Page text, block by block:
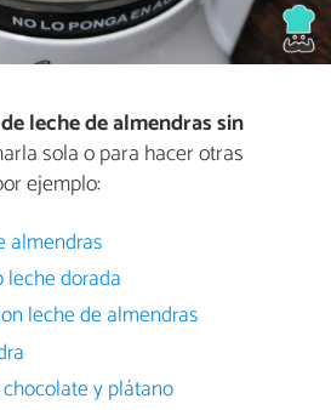
leche de almendras sin
sola o para hacer otras
ejemplo:
almendras
leche dorada
leche de almendras
y plátano